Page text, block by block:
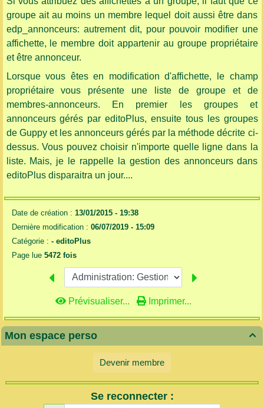
groupe ait au moins un membre lequel doit aussi être dans
edp_annonceurs: autrement dit, pour pouvoir modifier une
affichette, le membre doit appartenir au groupe propriétaire
et être annonceur.
Lorsque vous êtes en modification d'affichette, le champ
propriétaire vous présente une liste de groupe et de
membres-annonceurs. En premier les groupes et
annonceurs gérés par editoPlus, ensuite tous les groupes
de Guppy et les annonceurs gérés par la méthode décrite ci-
dessus. Vous pouvez choisir n'importe quelle ligne dans la
liste. Mais, je le rappelle la gestion des annonceurs dans
editoPlus disparaitra un jour....
Date de création : 13/01/2015 - 19:38
Dernière modification : 06/07/2019 - 15:09
Catégorie : - editoPlus
Page lue 5472 fois
Prévisualiser... Imprimer...

Mon espace perso
Devenir membre
Se reconnecter :